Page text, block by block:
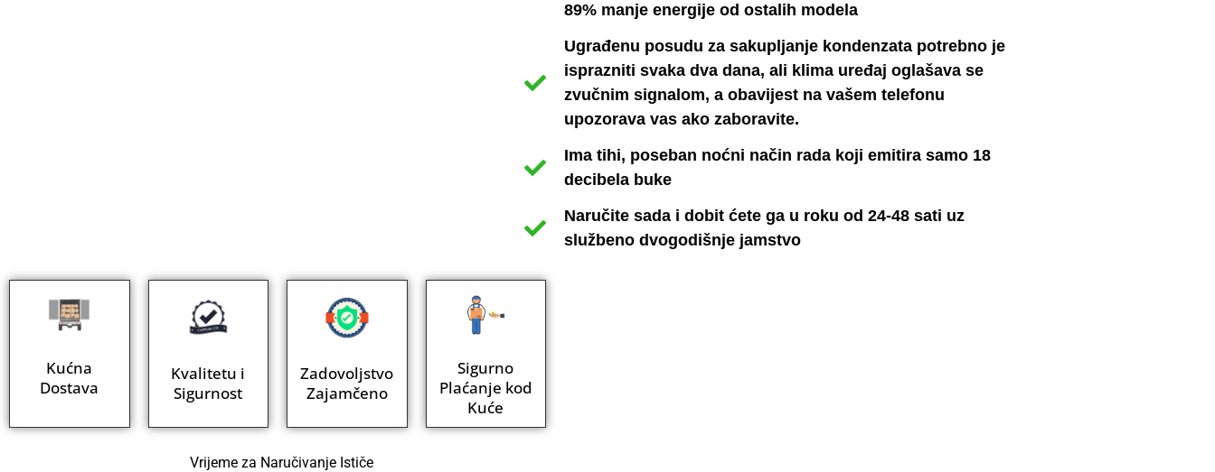
89% manje energije od ostalih modela
Ugrađenu posudu za sakupljanje kondenzata potrebno je
isprazniti svaka dva dana, ali klima uređaj oglašava se
zvučnim signalom, a obavijest na vašem telefonu
upozorava vas ako zaboravite.
Ima tihi, poseban noćni način rada koji emitira samo 18
decibela buke
Naručite sada i dobit ćete ga u roku od 24-48 sati uz
službeno dvogodišnje jamstvo
Kućna
Dostava
Kvalitetu i
Sigurnost
Zadovoljstvo
Zajamčeno
Sigurno
Plaćanje kod
Kuće
Vrijeme za Naručivanje Ističe